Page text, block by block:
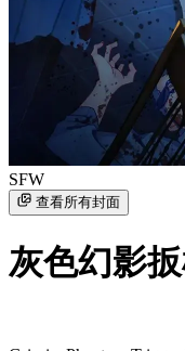
SFW
查看所有封面
灰色幻影